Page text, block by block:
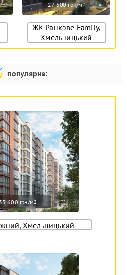
27 500 грн/м2
ЖК Ранкове Family,
Хмельницький
популярне:
33 600 грн/м2
Хмельницький